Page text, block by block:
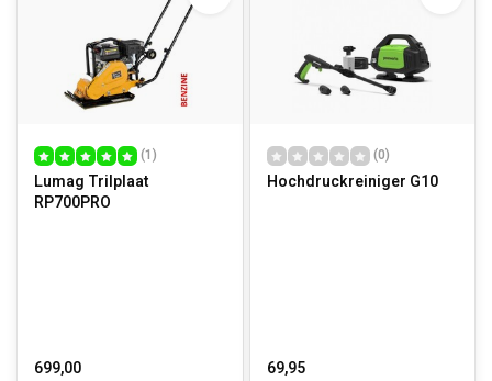
(1)
Lumag Trilplaat
RP700PRO
699,00
(0)
Hochdruckreiniger G10
69,95